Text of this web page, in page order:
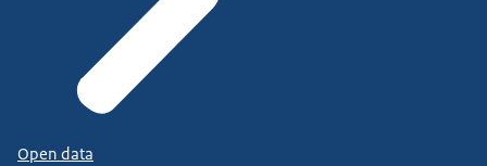
Open data